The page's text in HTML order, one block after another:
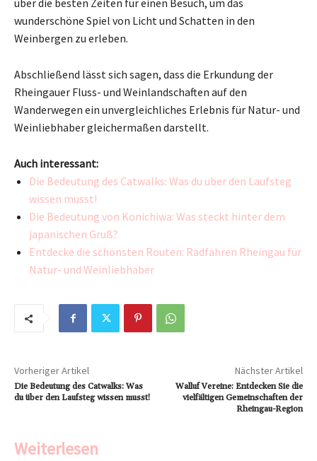
über die besten Zeiten für einen Besuch, um das
wunderschöne Spiel von Licht und Schatten in den
Weinbergen zu erleben.
Abschließend lässt sich sagen, dass die Erkundung der
Rheingauer Fluss- und Weinlandschaften auf den
Wanderwegen ein unvergleichliches Erlebnis für Natur- und
Weinliebhaber gleichermaßen darstellt.
Auch interessant:
Die Bedeutung des Catwalks: Was du über den Laufsteg
wissen musst!
Die Bedeutung von Konichiwa: Was steckt hinter dem
japanischen Gruß?
Entdecke die schönsten Routen: Radfahren Rheingau für
Natur- und Weinliebhaber
Vorheriger Artikel
Die Bedeutung des Catwalks: Was
du über den Laufsteg wissen musst!
Nächster Artikel
Walluf Vereine: Entdecken Sie die
vielfältigen Gemeinschaften der
Rheingau-Region
Weiterlesen